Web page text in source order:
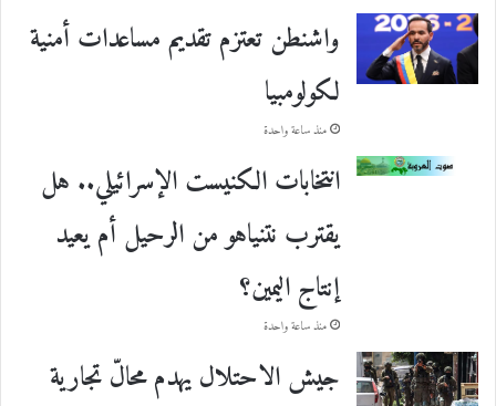
واشنطن تعتزم تقديم مساعدات أمنية
لكولومبيا
منذ ساعة واحدة
انتخابات الكنيست الإسرائيلي.. هل
يقترب نتنياهو من الرحيل أم يعيد
إنتاج اليمين؟
منذ ساعة واحدة
جيش الاحتلال يهدم محالّ تجارية